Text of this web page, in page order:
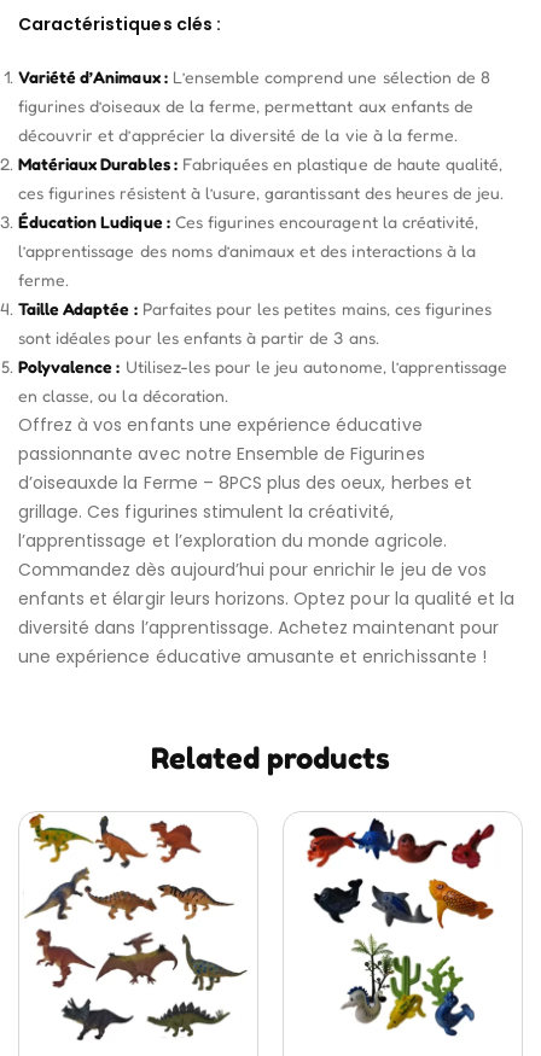
Caractéristiques clés :
Variété d’Animaux :L’ensemble comprend une sélection de 8
figurines d’oiseaux de la ferme, permettant aux enfants de
découvrir et d’apprécier la diversité de la vie à la ferme.
Matériaux Durables :Fabriquées en plastique de haute qualité,
ces figurines résistent à l’usure, garantissant des heures de jeu.
Éducation Ludique :Ces figurines encouragent la créativité,
l’apprentissage des noms d’animaux et des interactions à la
ferme.
Taille Adaptée :Parfaites pour les petites mains, ces figurines
sont idéales pour les enfants à partir de 3 ans.
Polyvalence : Utilisez-les pour le jeu autonome, l’apprentissage
en classe, ou la décoration.
Offrez à vos enfants une expérience éducative
passionnante avec notre Ensemble de Figurines
d’oiseauxde la Ferme – 8PCS plus des oeux, herbes et
grillage. Ces figurines stimulent la créativité,
l’apprentissage et l’exploration du monde agricole.
Commandez dès aujourd’hui pour enrichir le jeu de vos
enfants et élargir leurs horizons. Optez pour la qualité et la
diversité dans l’apprentissage. Achetez maintenant pour
une expérience éducative amusante et enrichissante !
Related products